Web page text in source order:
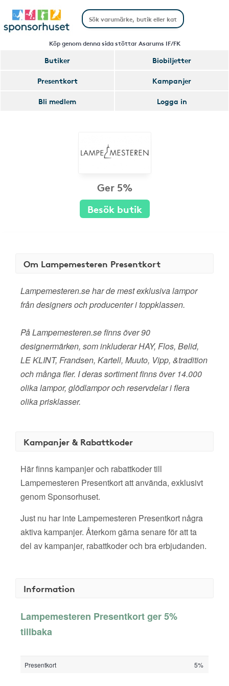
Köp genom denna sida stöttar Asarums IF/FK
Butiker
Biobiljetter
Presentkort
Kampanjer
Bli medlem
Logga in
Ger 5%
Besök butik
Om Lampemesteren Presentkort
Lampemesteren.se har de mest exklusiva lampor
från designers och producenter i toppklassen.
På Lampemesteren.se finns över 90
designermärken, som inkluderar HAY, Flos, Belid,
LE KLINT, Frandsen, Kartell, Muuto, Vipp, &tradition
och många fler. I deras sortiment finns över 14.000
olika lampor, glödlampor och reservdelar i flera
olika prisklasser.
Kampanjer & Rabattkoder
Här finns kampanjer och rabattkoder till
Lampemesteren Presentkort att använda, exklusivt
genom Sponsorhuset.
Just nu har inte Lampemesteren Presentkort några
aktiva kampanjer. Återkom gärna senare för att ta
del av kampanjer, rabattkoder och bra erbjudanden.
Information
Lampemesteren Presentkort ger 5%
tillbaka
Presentkort 5%